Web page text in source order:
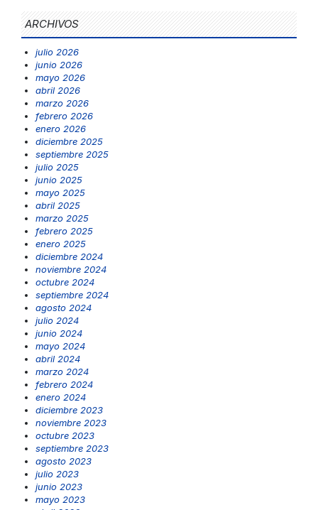
ARCHIVOS
julio 2026
junio 2026
mayo 2026
abril 2026
marzo 2026
febrero 2026
enero 2026
diciembre 2025
septiembre 2025
julio 2025
junio 2025
mayo 2025
abril 2025
marzo 2025
febrero 2025
enero 2025
diciembre 2024
noviembre 2024
octubre 2024
septiembre 2024
agosto 2024
julio 2024
junio 2024
mayo 2024
abril 2024
marzo 2024
febrero 2024
enero 2024
diciembre 2023
noviembre 2023
octubre 2023
septiembre 2023
agosto 2023
julio 2023
junio 2023
mayo 2023